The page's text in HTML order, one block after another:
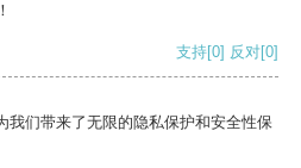
支持[0] 反对[0]
我们带来了无限的隐私保护和安全性保